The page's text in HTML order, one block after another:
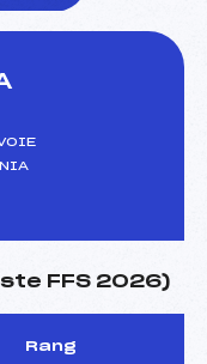
FFS 2026)
Rang